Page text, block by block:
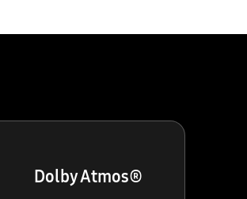
Dolby Atmos®